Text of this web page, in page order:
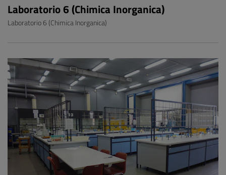
Laboratorio 6 (Chimica Inorganica)
Laboratorio 6 (Chimica Inorganica)